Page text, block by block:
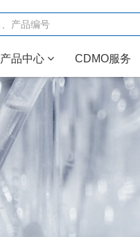
产品中心 CDMO服务